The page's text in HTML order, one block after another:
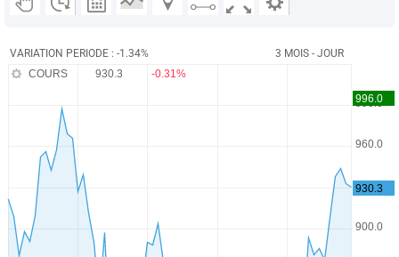
VARIATION PERIODE : -1.34% 3 MOIS - JOUR
COURS 930.3 -0.31%